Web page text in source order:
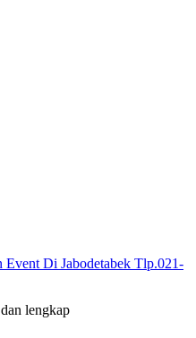
Event Di Jabodetabek Tlp.021-
lengkap